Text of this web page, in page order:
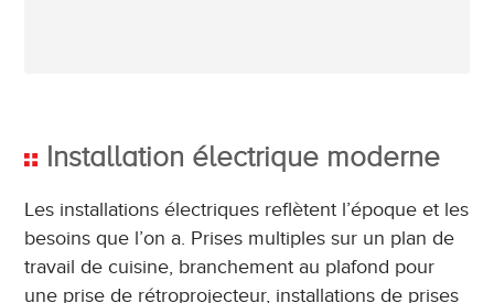
Installation électrique moderne
Les installations électriques reflètent l’époque et les
besoins que l’on a. Prises multiples sur un plan de
travail de cuisine, branchement au plafond pour
une prise de rétroprojecteur, installations de prises